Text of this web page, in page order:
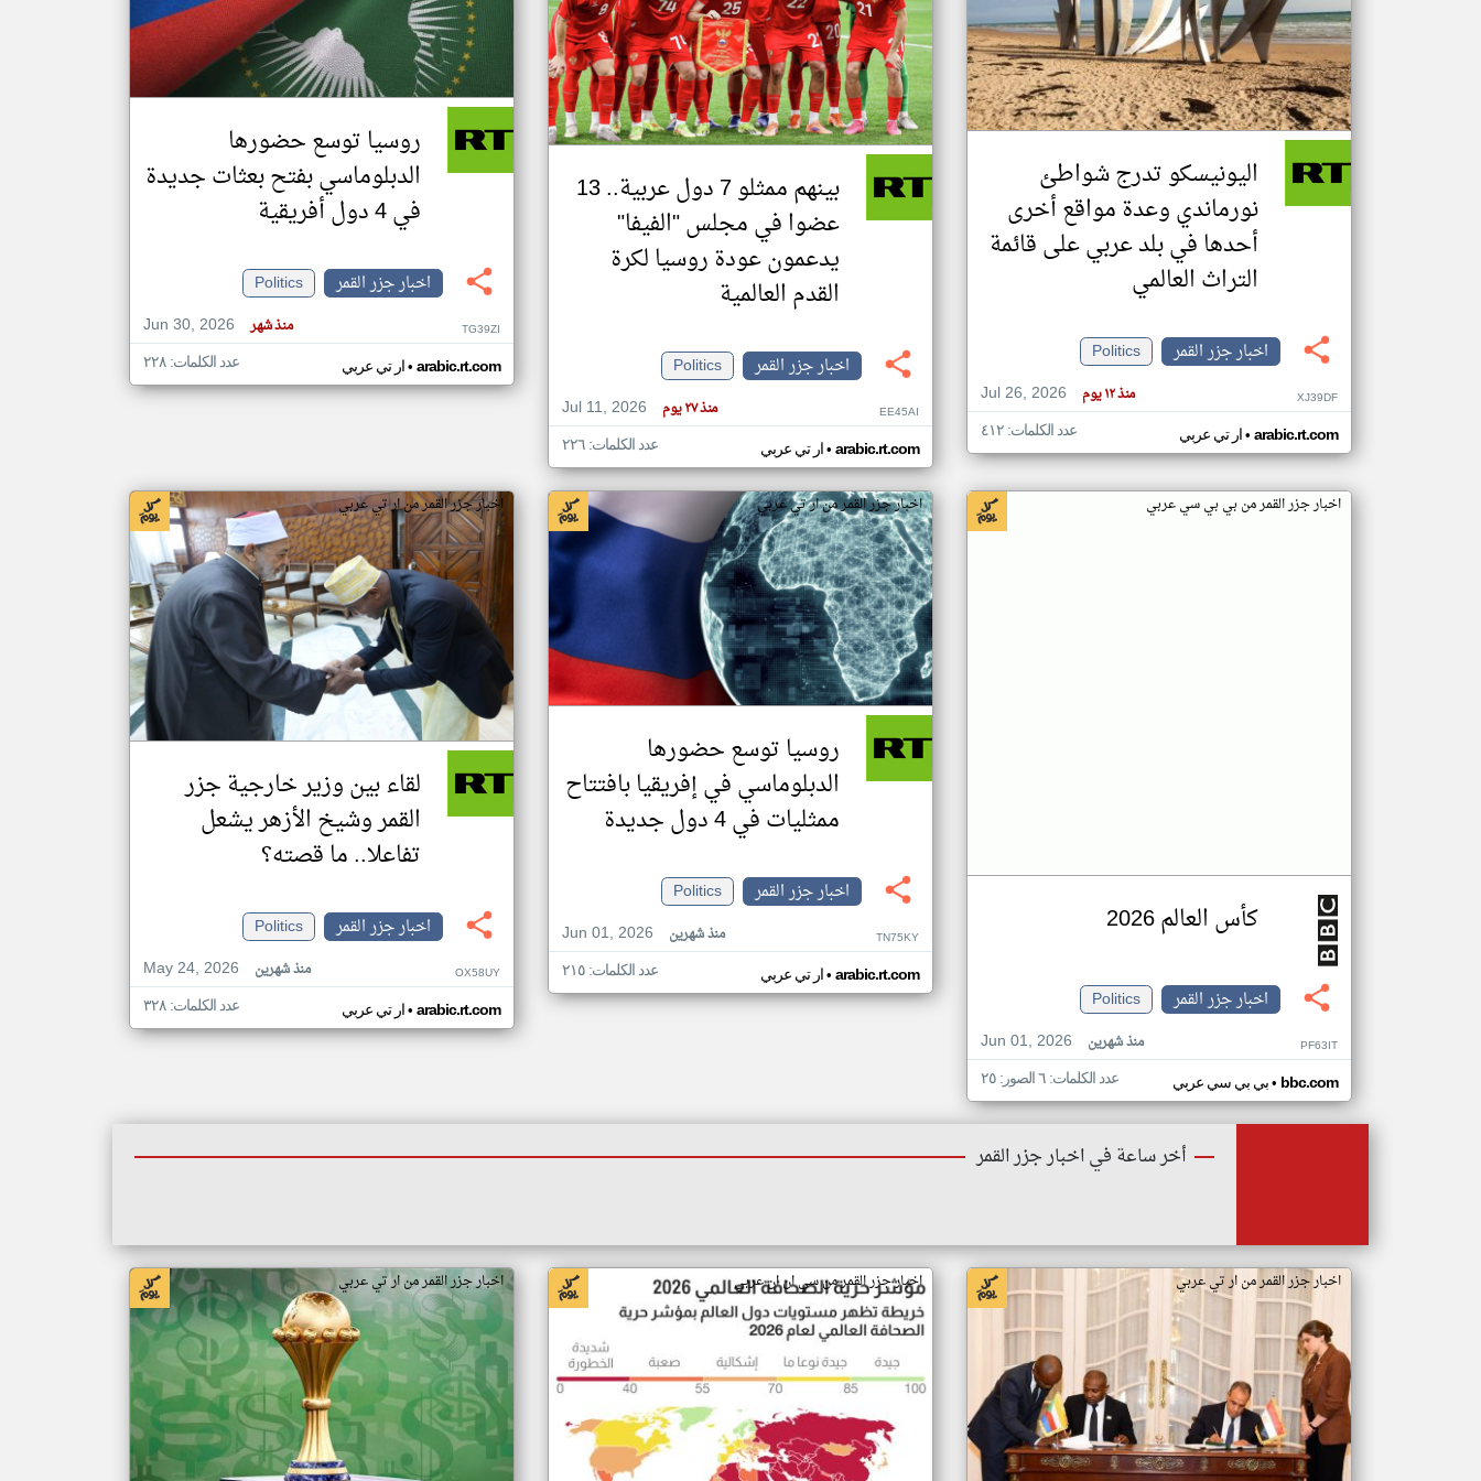
تغيير الدولة
اخبار جزر القمر على مدار الساعة
أهم اخبار جزر القمر العاجلة والمباشرة
اليونيسكو تدرج شواطئ
نورماندي وعدة مواقع أخرى
أحدها في بلد عربي على قائمة
التراث العالمي
اخبار جزر القمر
Politics
Jul 26, 2026
منذ ١٢ يوم XJ39DF
ار تي عربي• arabic.rt.com عدد الكلمات: ٤١٢
بينهم ممثلو 7 دول عربية.. 13
عضوا في مجلس "الفيفا"
يدعمون عودة روسيا لكرة
القدم العالمية
اخبار جزر القمر
Politics
Jul 11, 2026
منذ ٢٧ يوم EE45AI
ار تي عربي• arabic.rt.com عدد الكلمات: ٢٢٦
روسيا توسع حضورها
الدبلوماسي بفتح بعثات جديدة
في 4 دول أفريقية
اخبار جزر القمر
Politics
Jun 30, 2026
منذ شهر TG39ZI
ار تي عربي• arabic.rt.com عدد الكلمات: ٢٢٨
اخبار جزر القمر من بي بي سي عربي
كأس العالم 2026
اخبار جزر القمر
Politics
Jun 01, 2026
منذ شهرين PF63IT
بي بي سي عربي• bbc.com عدد الكلمات: ٦ الصور: ٢٥
اخبار جزر القمر من ار تي عربي
روسيا توسع حضورها
الدبلوماسي في إفريقيا بافتتاح
ممثليات في 4 دول جديدة
اخبار جزر القمر
Politics
Jun 01, 2026
منذ شهرين TN75KY
ار تي عربي• arabic.rt.com عدد الكلمات: ٢١٥
اخبار جزر القمر من ار تي عربي
لقاء بين وزير خارجية جزر
القمر وشيخ الأزهر يشعل
تفاعلا.. ما قصته؟
اخبار جزر القمر
Politics
May 24, 2026
منذ شهرين OX58UY
ار تي عربي• arabic.rt.com عدد الكلمات: ٣٢٨
أخر ساعة في اخبار جزر القمر
اخبار جزر القمر من ار تي عربي اخبار جزر القمر من سي ان ان عربي اخبار جزر القمر من ار تي عربي
klyoum.com